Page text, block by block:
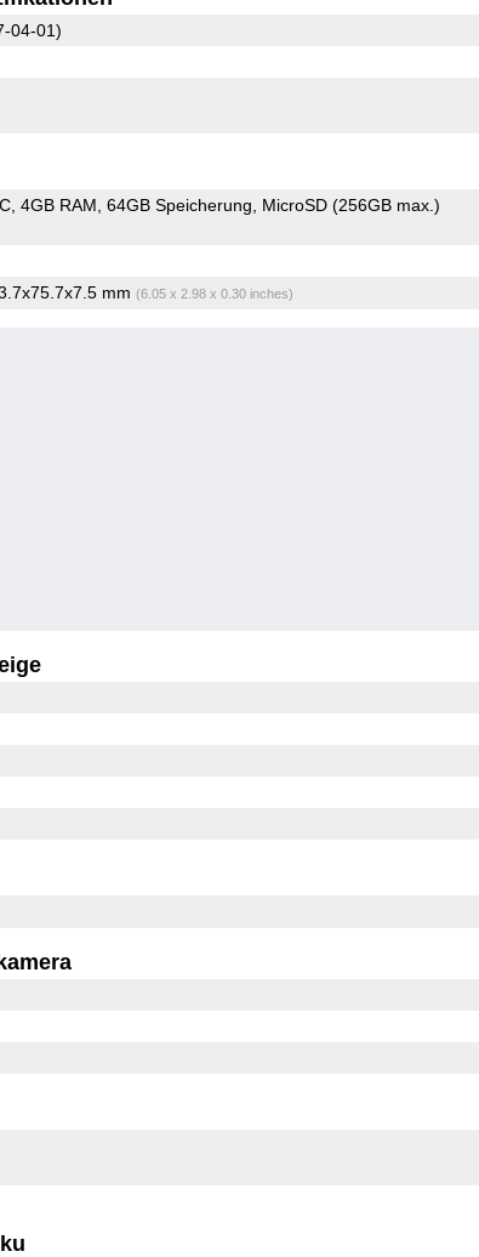
04-01)
4GB RAM 64GB Speicherung MicroSD (256GB max.)
mm (6.05 x 2.98 x 0.30 inches)